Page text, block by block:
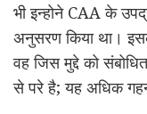
भी इन्होने CAA के
अनुसरण किया था।
वह जिस मुद्दे को
से परे है; यह अधिक